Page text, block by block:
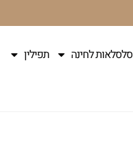
סלסלאות לחינה
תפילין